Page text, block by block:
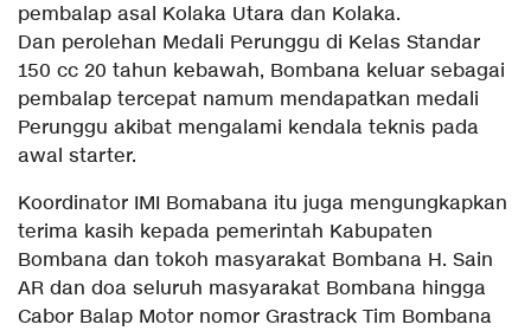
pembalap asal Kolaka Utara dan Kolaka.
Dan perolehan Medali Perunggu di Kelas Standar
150 cc 20 tahun kebawah, Bombana keluar sebagai
pembalap tercepat namum mendapatkan medali
Perunggu akibat mengalami kendala teknis pada
awal starter.
Koordinator IMI Bomabana itu juga mengungkapkan
terima kasih kepada pemerintah Kabupaten
Bombana dan tokoh masyarakat Bombana H. Sain
AR dan doa seluruh masyarakat Bombana hingga
Cabor Balap Motor nomor Grastrack Tim Bombana